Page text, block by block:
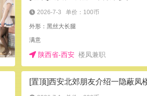
2026-7-3 单价：100币
外形：黑丝大长腿
满意
陕西省-西安 楼凤兼职
[置顶]西安北郊朋友介绍一隐蔽凤